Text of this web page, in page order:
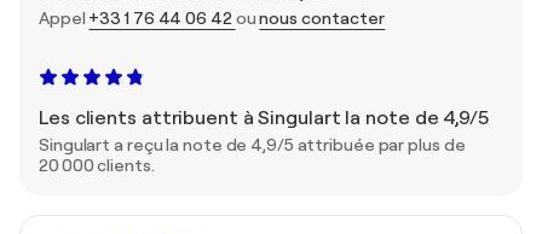
Appel +33 1 76 44 06 42 ounous contacter
Les clients attribuent à Singulart la note de 4,9/5
Singulart a reçu la note de 4,9/5 attribuée par plus de
20 000 clients.